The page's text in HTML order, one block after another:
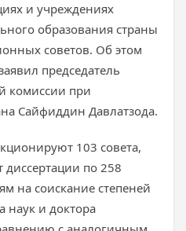
и учреждениях
образования страны
советов. Об этом
председатель
комиссии при
Сайфиддин Давлатзода.
103 совета,
диссертации по 258
на соискание степеней
наук и доктора